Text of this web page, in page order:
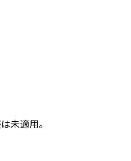
未適用。